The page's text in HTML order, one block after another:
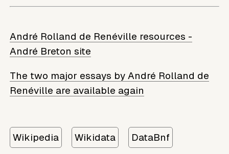
André Rolland de Renéville resources -
André Breton site
The two major essays by André Rolland de
Renéville are available again
Wikipedia Wikidata DataBnf